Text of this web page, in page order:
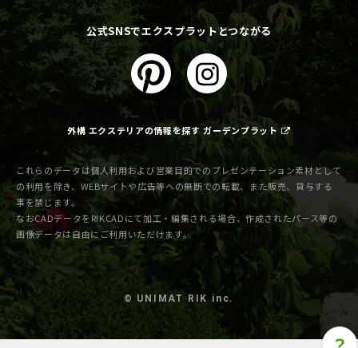
公式SNSでエクスプラットとつながる
外構 エクステリアの情報を探す ガーデンプラット
これらのデータは個人利用および営業目的でのプレゼンテーション素材として
の利用を除き、WEBサイトや広告等への無断での転載、また販売、貸与する
事を禁じます。
なおCADデータをRIKCADにて加工・編集される場合、作成されたパース等の
画像データは自由にご利用いただけます。
© UNIMAT RIK inc.